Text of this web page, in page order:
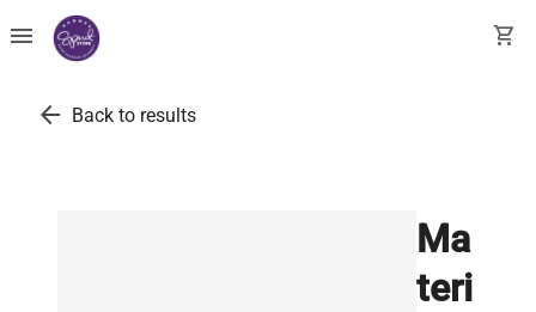
menu shopping_cart
arrow_back Back to results
Ma
teri